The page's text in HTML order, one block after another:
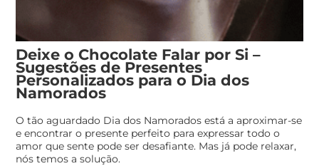
Deixe o Chocolate Falar por Si –
Sugestões de Presentes
Personalizados para o Dia dos
Namorados
O tão aguardado Dia dos Namorados está a aproximar-se
e encontrar o presente perfeito para expressar todo o
amor que sente pode ser desafiante. Mas já pode relaxar,
nós temos a solução.